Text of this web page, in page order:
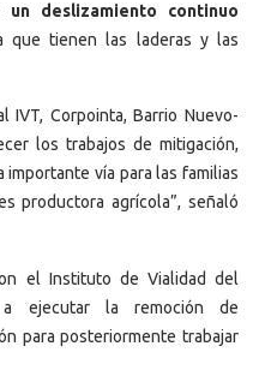
deslizamiento continuo
que tienen las laderas y las
IVT, Corpointa, Barrio Nuevo-
los trabajos de mitigación,
vía para las familias
productora agrícola”, señaló
el Instituto de Vialidad del
a ejecutar la remoción de
para posteriormente trabajar